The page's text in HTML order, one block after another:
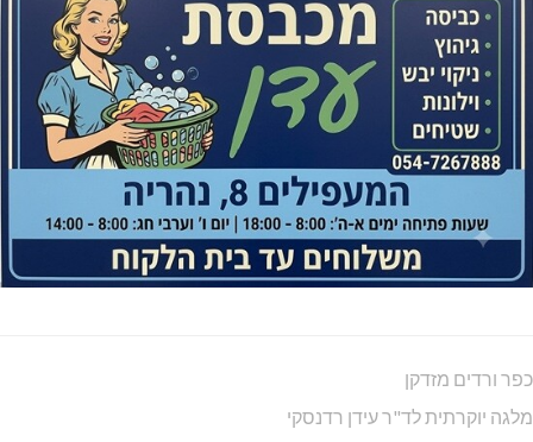
כפר ורדים מזדקן
מלגה יוקרתית לד"ר עידן רדנסקי